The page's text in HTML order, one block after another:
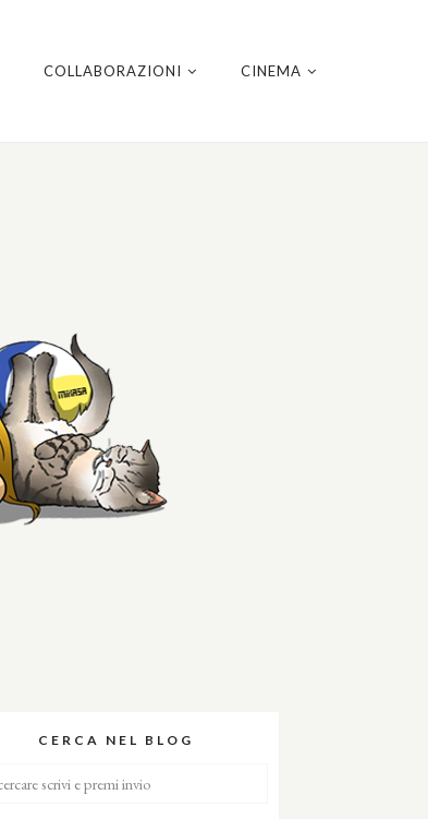
COLLABORAZIONI CINEMA
CERCA NEL BLOG